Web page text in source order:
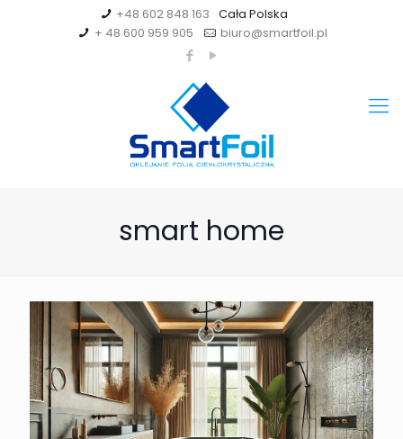
+48 602 848 163
+ 48 600 959 905
biuro@smartfoil.pl
smart home